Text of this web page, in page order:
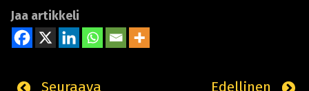
Jaa artikkeli
Edellinen
Seuraava